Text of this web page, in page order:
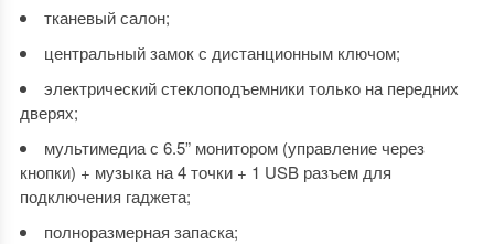
тканевый салон;
центральный замок с дистанционным ключом;
электрический стеклоподъемники только на передних
дверях;
мультимедиа с 6.5” монитором (управление через
кнопки) + музыка на 4 точки + 1 USB разъем для
подключения гаджета;
полноразмерная запаска;